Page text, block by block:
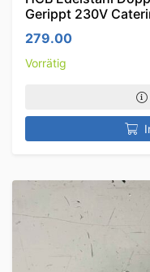
Gerippt 230V
279.00
Vorrätig